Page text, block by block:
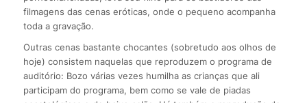
filmagens das cenas eróticas, onde o pequeno acompanha
toda a gravação.
Outras cenas bastante chocantes (sobretudo aos olhos de
hoje) consistem naquelas que reproduzem o programa de
auditório: Bozo várias vezes humilha as crianças que ali
participam do programa, bem como se vale de piadas